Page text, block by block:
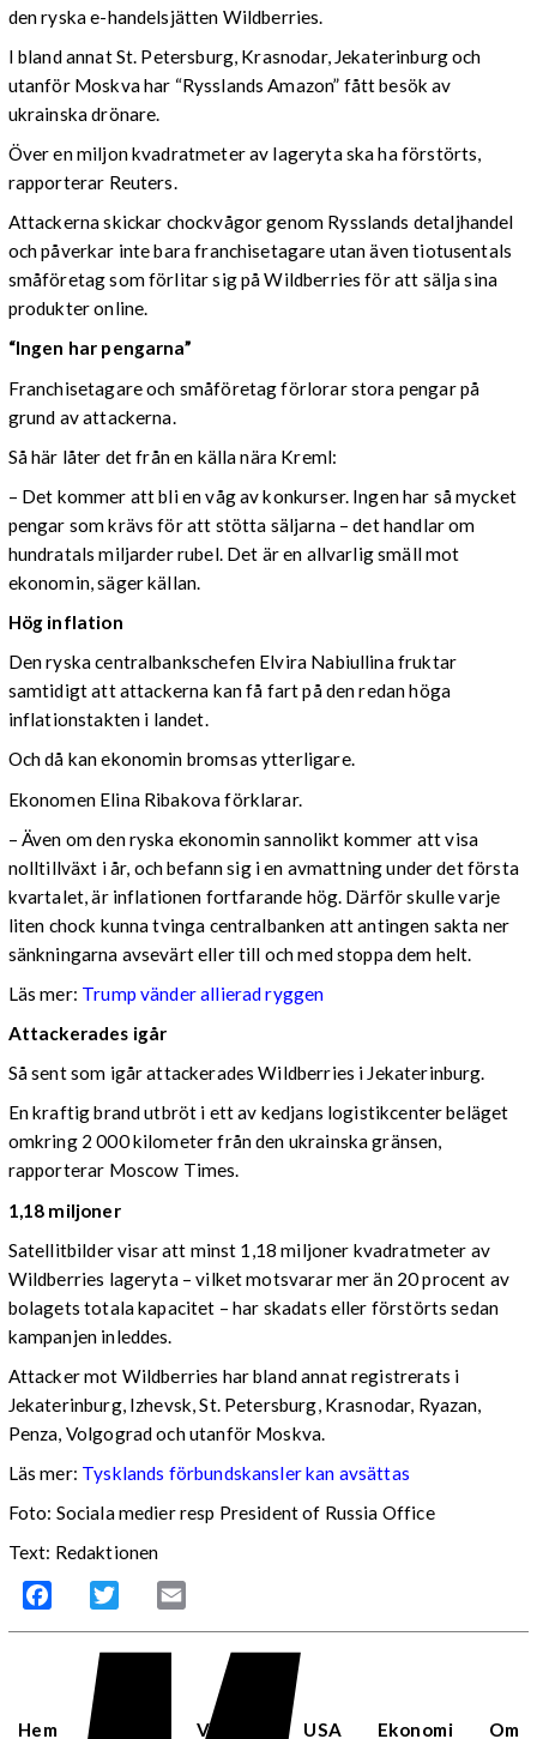
den ryska e-handelsjätten Wildberries.
I bland annat St. Petersburg, Krasnodar, Jekaterinburg och
utanför Moskva har “Rysslands Amazon” fått besök av
ukrainska drönare.
Över en miljon kvadratmeter av lageryta ska ha förstörts,
rapporterar Reuters.
Attackerna skickar chockvågor genom Rysslands detaljhandel
och påverkar inte bara franchisetagare utan även tiotusentals
småföretag som förlitar sig på Wildberries för att sälja sina
produkter online.
“Ingen har pengarna”
Franchisetagare och småföretag förlorar stora pengar på
grund av attackerna.
Så här låter det från en källa nära Kreml:
– Det kommer att bli en våg av konkurser. Ingen har så mycket
pengar som krävs för att stötta säljarna – det handlar om
hundratals miljarder rubel. Det är en allvarlig smäll mot
ekonomin, säger källan.
Hög inflation
Den ryska centralbankschefen Elvira Nabiullina fruktar
samtidigt att attackerna kan få fart på den redan höga
inflationstakten i landet.
Och då kan ekonomin bromsas ytterligare.
Ekonomen Elina Ribakova förklarar.
– Även om den ryska ekonomin sannolikt kommer att visa
nolltillväxt i år, och befann sig i en avmattning under det första
kvartalet, är inflationen fortfarande hög. Därför skulle varje
liten chock kunna tvinga centralbanken att antingen sakta ner
sänkningarna avsevärt eller till och med stoppa dem helt.
Läs mer: Trump vänder allierad ryggen
Attackerades igår
Så sent som igår attackerades Wildberries i Jekaterinburg.
En kraftig brand utbröt i ett av kedjans logistikcenter beläget
omkring 2 000 kilometer från den ukrainska gränsen,
rapporterar Moscow Times.
1,18 miljoner
Satellitbilder visar att minst 1,18 miljoner kvadratmeter av
Wildberries lageryta – vilket motsvarar mer än 20 procent av
bolagets totala kapacitet – har skadats eller förstörts sedan
kampanjen inleddes.
Attacker mot Wildberries har bland annat registrerats i
Jekaterinburg, Izhevsk, St. Petersburg, Krasnodar, Ryazan,
Penza, Volgograd och utanför Moskva.
Läs mer: Tysklands förbundskansler kan avsättas
Foto: Sociala medier resp President of Russia Office
Text: Redaktionen
Facebook Twitter
Hem Världen USA Ekonomi Om